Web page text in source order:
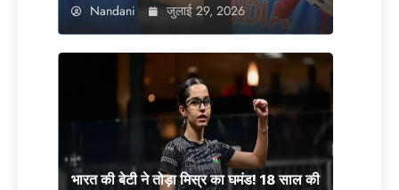
Nandani जुलाई 29, 2026
भारत की बेटी ने तोड़ा मिस्र का घमंड! 18 साल की